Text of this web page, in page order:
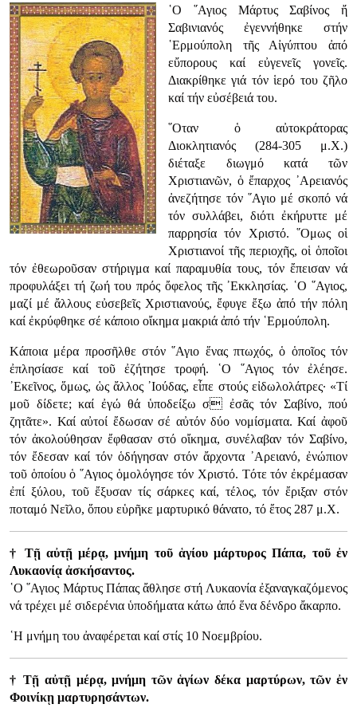
῾Ο ῞Αγιος Μάρτυς Σαβίνος ἤ
Σαβινιανός ἐγεννήθηκε στήν
῾Ερμούπολη τῆς Αἰγύπτου ἀπό
εὔπορους καί εὐγενεῖς γονεῖς.
Διακρίθηκε γιά τόν ἱερό του ζῆλο
καί τήν εὐσέβειά του.
῞Οταν ὁ αὐτοκράτορας
Διοκλητιανός (284-305 μ.Χ.)
διέταξε διωγμό κατά τῶν
Χριστιανῶν, ὁ ἔπαρχος ᾿Αρειανός
ἀνεζήτησε τόν ῞Αγιο μέ σκοπό νά
τόν συλλάβει, διότι ἐκήρυττε μέ
παρρησία τόν Χριστό. ῞Ομως οἱ
Χριστιανοί τῆς περιοχῆς, οἱ ὁποῖοι
τόν ἐθεωροῦσαν στήριγμα καί παραμυθία τους, τόν ἔπεισαν νά
προφυλάξει τή ζωή του πρός ὄφελος τῆς ᾿Εκκλησίας. ῾Ο ῞Αγιος,
μαζί μέ ἄλλους εὐσεβεῖς Χριστιανούς, ἔφυγε ἔξω ἀπό τήν πόλη
καί ἐκρύφθηκε σέ κάποιο οἴκημα μακριά ἀπό τήν ῾Ερμούπολη.
Κάποια μέρα προσῆλθε στόν ῞Αγιο ἕνας πτωχός, ὁ ὁποῖος τόν
ἐπλησίασε καί τοῦ ἐζήτησε τροφή. ῾Ο ῞Αγιος τόν ἐλέησε.
᾿Εκεῖνος, ὅμως, ὡς ἄλλος ᾿Ιούδας, εἶπε στούς εἰδωλολάτρες· «Τί
μοῦ δίδετε; καί ἐγώ θά ὑποδείξω σ ἐσᾶς τόν Σαβίνο, πού
ζητᾶτε». Καί αὐτοί ἔδωσαν σέ αὐτόν δύο νομίσματα. Καί ἀφοῦ
τόν ἀκολούθησαν ἔφθασαν στό οἴκημα, συνέλαβαν τόν Σαβίνο,
τόν ἔδεσαν καί τόν ὁδήγησαν στόν ἄρχοντα ᾿Αρειανό, ἐνώπιον
τοῦ ὁποίου ὁ ῞Αγιος ὁμολόγησε τόν Χριστό. Τότε τόν ἐκρέμασαν
ἐπί ξύλου, τοῦ ἔξυσαν τίς σάρκες καί, τέλος, τόν ἔριξαν στόν
ποταμό Νεῖλο, ὅπου εὑρῆκε μαρτυρικό θάνατο, τό ἔτος 287 μ.Χ.
† Τῇ αὐτῇ μέρᾳ, μνήμη τοῦ ἁγίου μάρτυρος Πάπα, τοῦ ἐν
Λυκαονίᾳ ἀσκήσαντος.
῾Ο ῞Αγιος Μάρτυς Πάπας ἄθλησε στή Λυκαονία ἐξαναγκαζόμενος
νά τρέχει μέ σιδερένια ὑποδήματα κάτω ἀπό ἕνα δένδρο ἄκαρπο.
῾Η μνήμη του ἀναφέρεται καί στίς 10 Νοεμβρίου.
† Τῇ αὐτῇ μέρᾳ, μνήμη τῶν ἁγίων δέκα μαρτύρων, τῶν ἐν
Φοινίκῃ μαρτυρησάντων.